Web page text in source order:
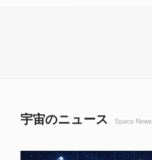
宇宙のニュース Space News